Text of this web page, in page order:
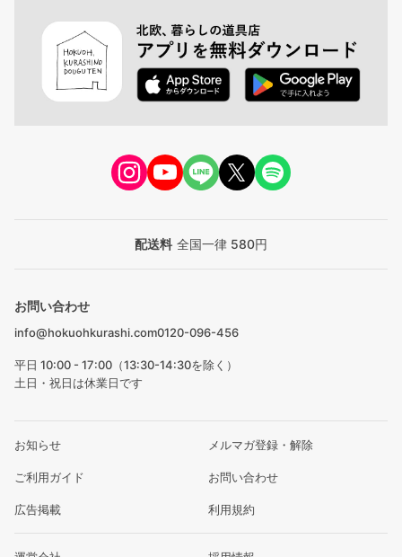
配送料 全国一律 580円
お問い合わせ
info@hokuohkurashi.com0120-096-456
平日 10:00 - 17:00（13:30-14:30を除く）
土日・祝日は休業日です
お知らせ メルマガ登録・解除
ご利用ガイド お問い合わせ
広告掲載 利用規約